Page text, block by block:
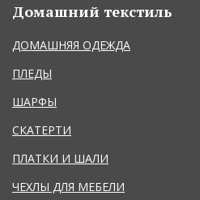
Домашний текстиль
ДОМАШНЯЯ ОДЕЖДА
ПЛЕДЫ
ШАРФЫ
СКАТЕРТИ
ПЛАТКИ И ШАЛИ
ЧЕХЛЫ ДЛЯ МЕБЕЛИ